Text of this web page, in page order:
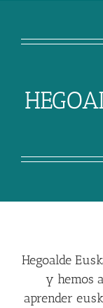
Hegoalde
y hemos
aprender